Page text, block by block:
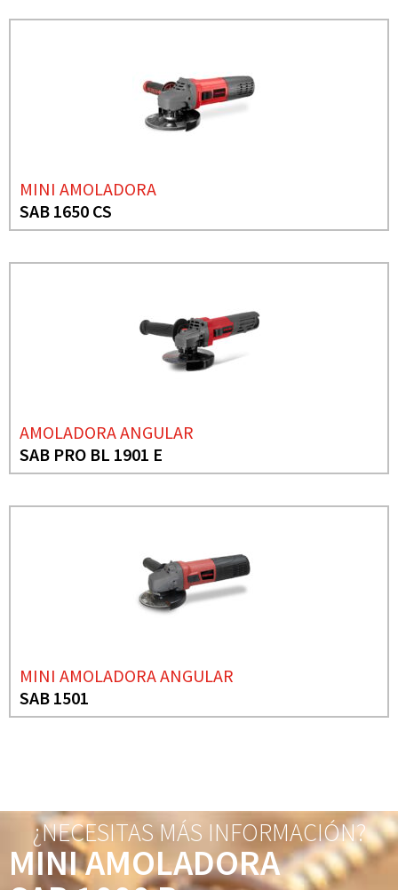
MINI AMOLADORA
SAB 1650 CS
AMOLADORA ANGULAR
SAB PRO BL 1901 E
MINI AMOLADORA ANGULAR
SAB 1501
¿NECESITAS MÁS INFORMACIÓN?
MINI AMOLADORA